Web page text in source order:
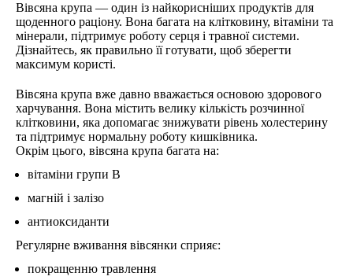
Вівсяна крупа — один із найкорисніших продуктів для
щоденного раціону. Вона багата на клітковину, вітаміни та
мінерали, підтримує роботу серця і травної системи.
Дізнайтесь, як правильно її готувати, щоб зберегти
максимум користі.
Вівсяна крупа вже давно вважається основою здорового
харчування. Вона містить велику кількість розчинної
клітковини, яка допомагає знижувати рівень холестерину
та підтримує нормальну роботу кишківника.
Окрім цього, вівсяна крупа багата на:
вітаміни групи B
магній і залізо
антиоксиданти
Регулярне вживання вівсянки сприяє:
покращенню травлення